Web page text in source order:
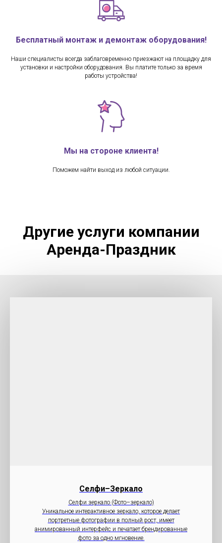
Бесплатный монтаж и демонтаж оборудования!
Наши специалисты всегда заблаговременно приезжают на площадку для
установки и настройки оборудования. Вы платите только за время
работы устройства!
Мы на стороне клиента!
Поможем найти выход из любой ситуации.
Другие услуги компании
Аренда-Праздник
Селфи–Зеркало
Селфи зеркало (Фото–зеркало)
Уникальное интерактивное зеркало, которое делает
портретные фотографии в полный рост, имеет
анимированный интерфейс и печатает брендированные
фото за одно мгновение.